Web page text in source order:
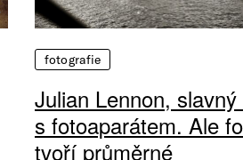
fotografie
Julian Lennon,
s fotoaparátem. Ale
tvoří průměrné